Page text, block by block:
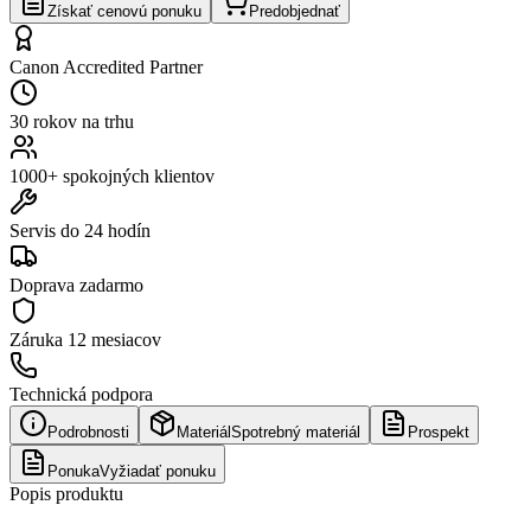
Získať cenovú ponuku Predobjednať
Canon Accredited Partner
30 rokov na trhu
1000+ spokojných klientov
Servis do 24 hodín
Doprava zadarmo
Záruka 12 mesiacov
Technická podpora
Podrobnosti Materiál Spotrebný materiál Prospekt
PonukaVyžiadať ponuku
Popis produktu